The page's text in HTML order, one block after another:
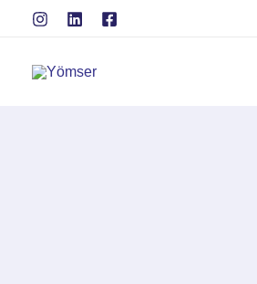
İçeriğe